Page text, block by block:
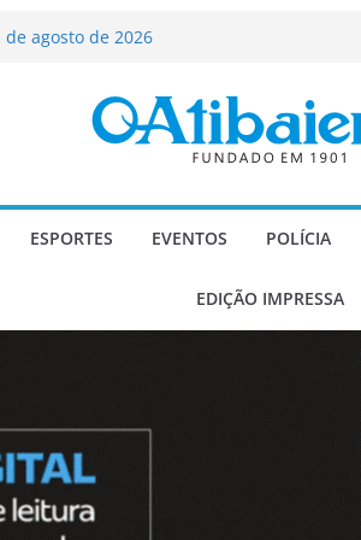
de Paulo
– Festa de Bom Jesus dos Perdões
de mosaico do Brasil
ESPORTES EVENTOS POLÍCIA
EDIÇÃO IMPRESSA